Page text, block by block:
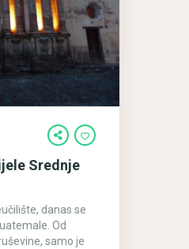
Srednje
danas se
Od
samo je